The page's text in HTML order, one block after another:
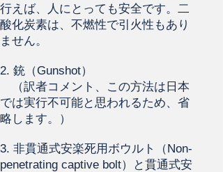
行えば、人にとっても安全です。二
酸化炭素は、不燃性で引火性もあり
ません。
2. 銃（Gunshot）
（訳者コメント、この方法は日本
では実行不可能と思われるため、省
略します。）
3. 非貫通式安楽死用ボウルト（Non-
penetrating captive bolt）と貫通式安